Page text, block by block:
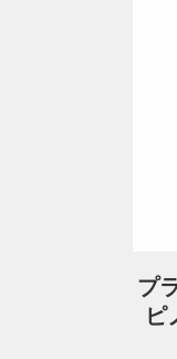
プ
ピ